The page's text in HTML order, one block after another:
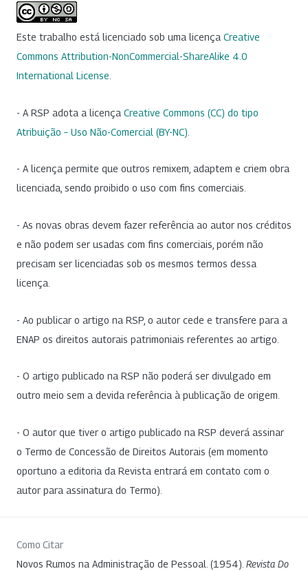
Este trabalho está licenciado sob uma licença Creative
Commons Attribution-NonCommercial-ShareAlike 4.0
International License
- A RSP adota a licença Creative Commons (CC) do tipo
Atribuição – Uso Não-Comercial (BY-NC)
- A licença permite que outros remixem, adaptem e criem obra
licenciada, sendo proibido o uso com fins comerciais.
- As novas obras devem fazer referência ao autor nos créditos
e não podem ser usadas com fins comerciais, porém não
precisam ser licenciadas sob os mesmos termos dessa
licença.
- Ao publicar o artigo na RSP, o autor cede e transfere para a
ENAP os direitos autorais patrimoniais referentes ao artigo.
- O artigo publicado na RSP não poderá ser divulgado em
outro meio sem a devida referência à publicação de origem.
- O autor que tiver o artigo publicado na RSP deverá assinar
o Termo de Concessão de Direitos Autorais (em momento
oportuno a editoria da Revista entrará em contato com o
autor para assinatura do Termo).
Como Citar
Novos Rumos na Administração de Pessoal. (1954). Revista Do